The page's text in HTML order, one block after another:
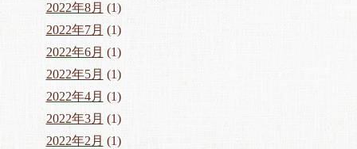
2022年8月(1)
2022年7月 (1)
2022年6月 (1)
2022年5月 (1)
2022年4月 (1)
2022年3月 (1)
2022年2月 (1)